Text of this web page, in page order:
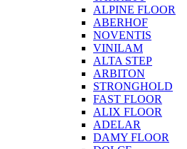
ALPINE FLOOR
ABERHOF
NOVENTIS
VINILAM
ALTA STEP
ARBITON
STRONGHOLD
FAST FLOOR
ALIX FLOOR
ADELAR
DAMY FLOOR